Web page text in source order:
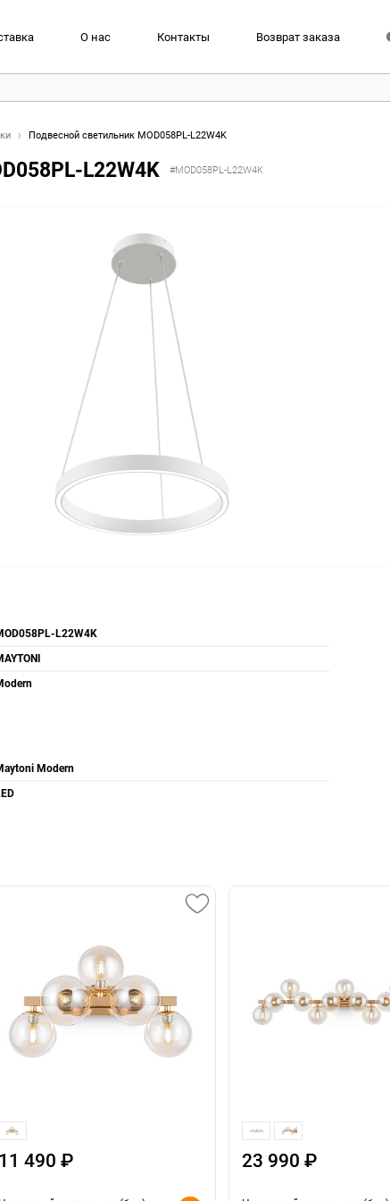
О нас Контакты Возврат заказа
Подвесной светильник MOD058PL-L22W4K
L22W4K #MOD058PL-L22W4K
L22W4K
Modern
11 490 ₽ 23 990 ₽